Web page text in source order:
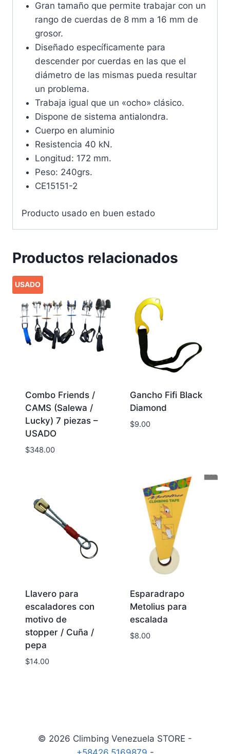
Gran tamaño que permite trabajar con un
rango de cuerdas de 8 mm a 16 mm de
grosor.
Diseñado específicamente para
descender por cuerdas en las que el
diámetro de las mismas pueda resultar
un problema.
Trabaja igual que un «ocho» clásico.
Dispone de sistema antialondra.
Cuerpo en aluminio
Resistencia 40 kN.
Longitud: 172 mm.
Peso: 240grs.
CE15151-2
Producto usado en buen estado
Productos relacionados
USADO
Combo Friends /
CAMS (Salewa /
Lucky) 7 piezas –
USADO
$348.00
Gancho Fifi Black
Diamond
$9.00
Llavero para
escaladores con
motivo de
stopper / Cuña /
pepa
$14.00
Esparadrapo
Metolius para
escalada
$8.00
© 2026 Climbing Venezuela STORE -